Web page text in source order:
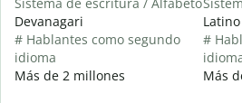
Devanagari
# Hablantes como segundo
idioma
Más de 2 millones
Latino
#
Más